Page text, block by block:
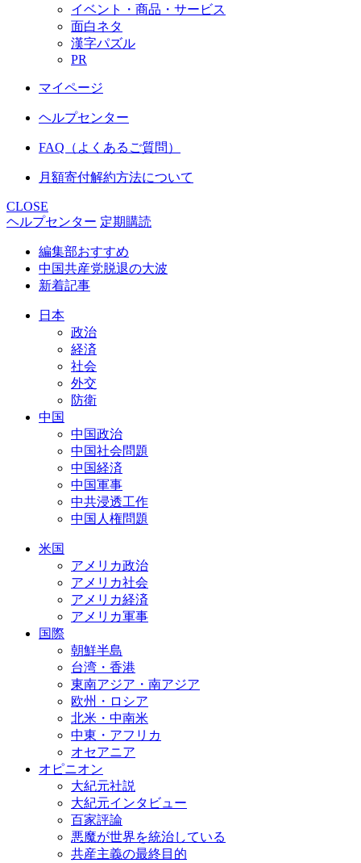
イベント・商品・サービス
面白ネタ
漢字パズル
PR
マイページ
ヘルプセンター
FAQ（よくあるご質問）
月額寄付解約方法について
CLOSE
ヘルプセンター 定期購読
編集部おすすめ
中国共産党脱退の大波
新着記事
日本
政治
経済
社会
外交
防衛
中国
中国政治
中国社会問題
中国経済
中国軍事
中共浸透工作
中国人権問題
米国
アメリカ政治
アメリカ社会
アメリカ経済
アメリカ軍事
国際
朝鮮半島
台湾・香港
東南アジア・南アジア
欧州・ロシア
北米・中南米
中東・アフリカ
オセアニア
オピニオン
大紀元社説
大紀元インタビュー
百家評論
悪魔が世界を統治している
共産主義の最終目的